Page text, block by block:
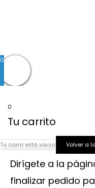
0
0
Tu carrito
Tu carro está vacio Volver a
Dirígete a la
finalizar pedido